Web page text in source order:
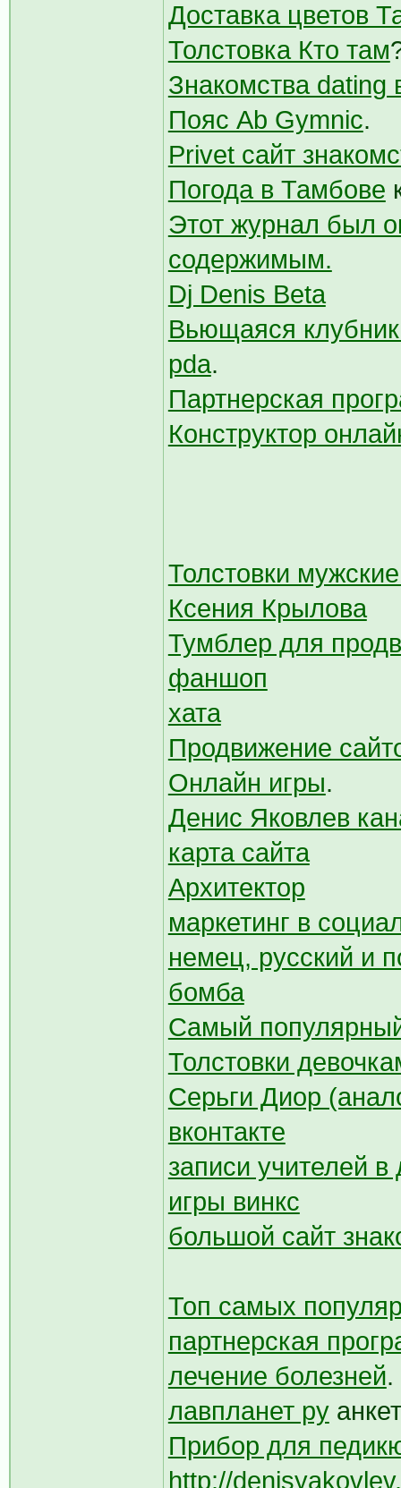
Доставка цветов
Толстовка Кто там
Знакомства dating
Пояс Ab Gymnic.
Privet сайт
Погода в Тамбове
Этот журнал был
содержимым.
Dj Denis Beta
Вьющаяся
pda.
Партнерская
Конструктор
Толстовки
Ксения Крылова
Тумблер для
фаншоп
хата
Продвижение
Онлайн игры.
Денис Яковлев
карта сайта
Архитектор
маркетинг в
немец, русский и
бомба
Самый
Толстовки
Серьги Диор
вконтакте
записи учителей в
игры винкс
большой сайт
Топ самых
партнерская
лечение болезней.
лавпланет ру
Прибор для
http://